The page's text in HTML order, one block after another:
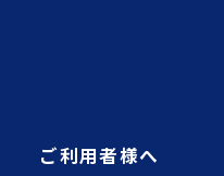
ご利用者様へ